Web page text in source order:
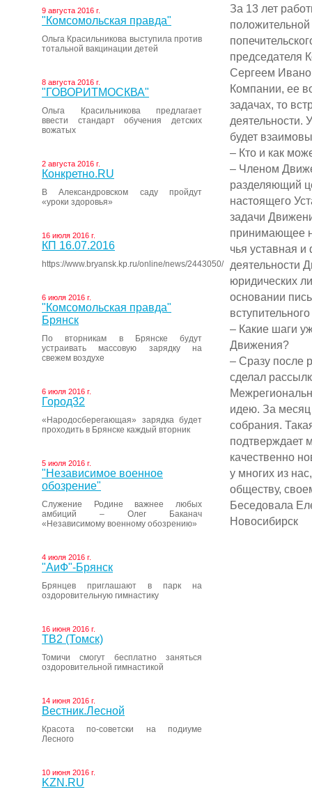
9 августа 2016 г.
"Комсомольская правда"
Ольга Красильникова выступила против
тотальной вакцинации детей
8 августа 2016 г.
"ГОВОРИТМОСКВА"
Ольга Красильникова предлагает
ввести стандарт обучения детских
вожатых
2 августа 2016 г.
Конкретно.RU
В Александровском саду пройдут
«уроки здоровья»
16 июля 2016 г.
КП 16.07.2016
https://www.bryansk.kp.ru/online/news/2443050/
6 июля 2016 г.
"Комсомольская правда"
Брянск
По вторникам в Брянске будут
устраивать массовую зарядку на
свежем воздухе
6 июля 2016 г.
Город32
«Народосберегающая» зарядка будет
проходить в Брянске каждый вторник
5 июля 2016 г.
"Независимое военное
обозрение"
Служение Родине важнее любых
амбиций – Олег Баканач
«Независимому военному обозрению»
4 июля 2016 г.
"АиФ"-Брянск
Брянцев приглашают в парк на
оздоровительную гимнастику
16 июня 2016 г.
ТВ2 (Томск)
Томичи смогут бесплатно заняться
оздоровительной гимнастикой
14 июня 2016 г.
Вестник.Лесной
Красота по-советски на подиуме
Лесного
10 июня 2016 г.
KZN.RU
За 13 лет
председателя
Сергеем
Компании, ее
задачах, то
деятельности.
будет
– Кто и как
– Членом
разделяющий
настоящего
задачи
принимающее
чья уставная и
деятельности
юридических
основании
– Какие шаги
Движения?
– Сразу после
сделал
идею. За
собрания.
подтверждает
качественно
у многих из
обществу,
Беседовала
Новосибирск